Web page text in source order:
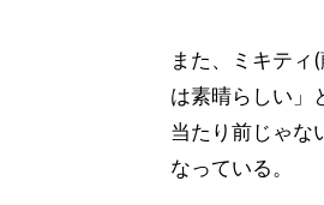
また、ミキティ
は素晴らしい」
当たり前じゃな
なっている。